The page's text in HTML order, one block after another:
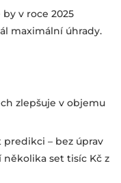
v roce 2025
maximální úhrady.
zlepšuje v objemu
predikci – bez úprav
set tisíc Kč z